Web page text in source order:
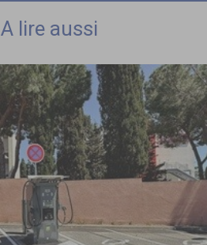
A lire aussi